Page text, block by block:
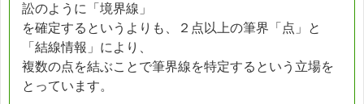
訟のように「境界線」
を確定するというよりも、２点以上の筆界「点」と
「結線情報」により、
複数の点を結ぶことで筆界線を特定するという立場を
とっています。